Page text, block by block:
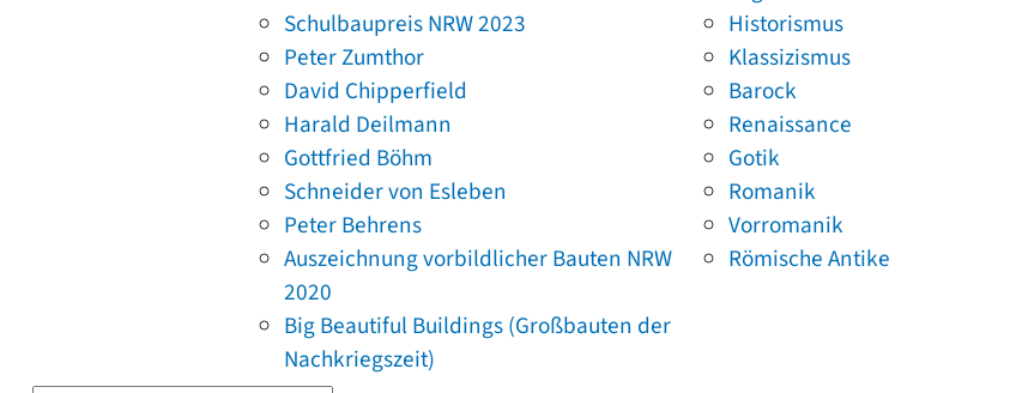
Schulbaupreis NRW 2023
Peter Zumthor
David Chipperfield
Harald Deilmann
Gottfried Böhm
Schneider von Esleben
Peter Behrens
Auszeichnung vorbildlicher Bauten NRW
2020
Big Beautiful Buildings (Großbauten der
Nachkriegszeit)
Historismus
Klassizismus
Barock
Renaissance
Gotik
Romanik
Vorromanik
Römische Antike